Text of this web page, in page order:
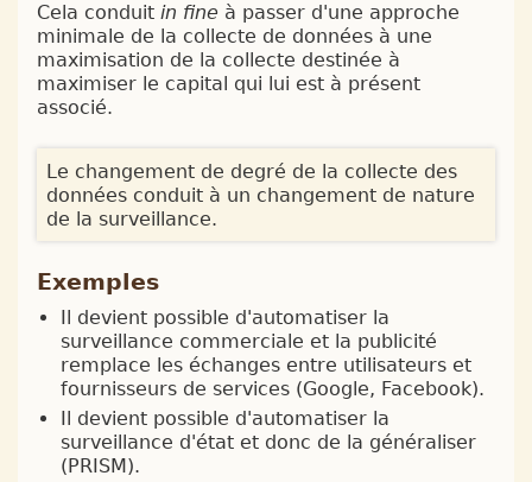
Cela conduit in fine à passer d'une approche
minimale de la collecte de données à une
maximisation de la collecte destinée à
maximiser le capital qui lui est à présent
associé.
Le changement de degré de la collecte des
données conduit à un changement de nature
de la surveillance.
Exemples
Il devient possible d'automatiser la
surveillance commerciale et la publicité
remplace les échanges entre utilisateurs et
fournisseurs de services (Google, Facebook).
Il devient possible d'automatiser la
surveillance d'état et donc de la généraliser
(PRISM).